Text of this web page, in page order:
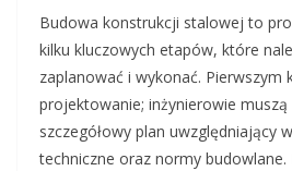
Budowa konstrukcji stalowej to
kilku kluczowych etapów, które
zaplanować i wykonać. Pierwszym
projektowanie; inżynierowie
szczegółowy plan uwzględniający
techniczne oraz normy budowlane.